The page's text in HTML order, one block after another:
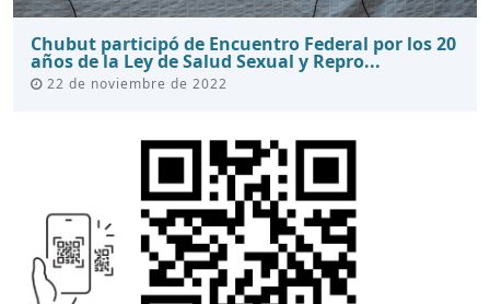
Chubut participó de Encuentro Federal por los 20
años de la Ley de Salud Sexual y Repro...
22 de noviembre de 2022